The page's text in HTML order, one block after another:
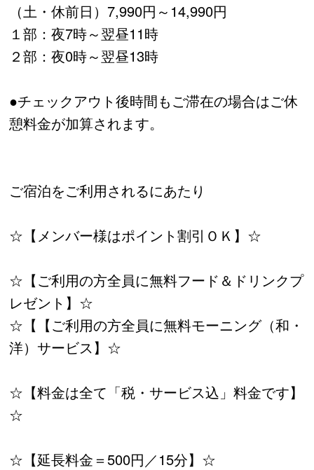
（土・休前日）7,990円～14,990円
１部：夜7時～翌昼11時
２部：夜0時～翌昼13時
●チェックアウト後時間もご滞在の場合はご休
憩料金が加算されます。
ご宿泊をご利用されるにあたり
☆【メンバー様はポイント割引ＯＫ】☆
☆【ご利用の方全員に無料フード＆ドリンクプ
レゼント】☆
☆【【ご利用の方全員に無料モーニング（和・
洋）サービス】☆
☆【料金は全て「税・サービス込」料金です】
☆
☆【延長料金＝500円／15分】☆